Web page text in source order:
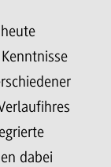
dabei